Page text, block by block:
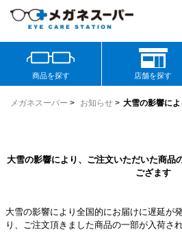
商品を探す 店舗を探す
メガネスーパー > お知らせ > 大雪の影響に
大雪の影響により、ご注文いただいた商品
ござます
大雪の影響により全国的にお届けに遅延が
り、ご注文頂きました商品の一部が入荷さ